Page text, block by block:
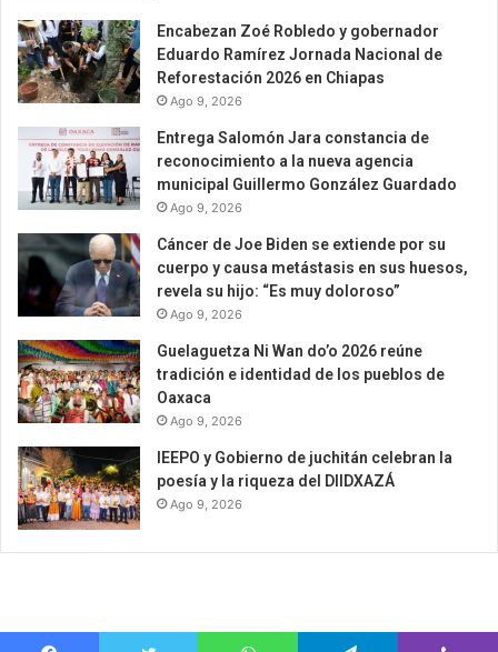
Encabezan Zoé Robledo y gobernador
Eduardo Ramírez Jornada Nacional de
Reforestación 2026 en Chiapas
Ago 9, 2026
Entrega Salomón Jara constancia de
reconocimiento a la nueva agencia
municipal Guillermo González Guardado
Ago 9, 2026
Cáncer de Joe Biden se extiende por su
cuerpo y causa metástasis en sus huesos,
revela su hijo: “Es muy doloroso”
Ago 9, 2026
Guelaguetza Ni Wan do’o 2026 reúne
tradición e identidad de los pueblos de
Oaxaca
Ago 9, 2026
IEEPO y Gobierno de juchitán celebran la
poesía y la riqueza del DIIDXAZÁ
Ago 9, 2026